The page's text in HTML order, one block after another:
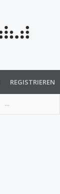
...
REGISTRIEREN